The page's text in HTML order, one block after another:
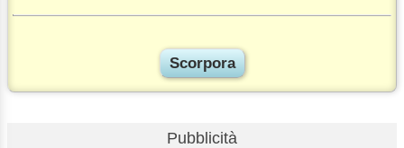
Pubblicità